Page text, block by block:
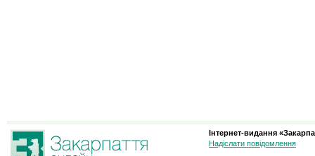
Інтернет-видання
Надіслати повідомлення